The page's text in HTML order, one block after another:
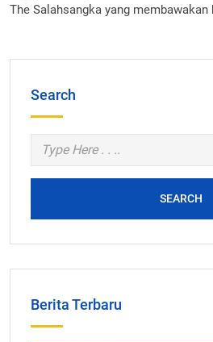
The Salahsangka yang membawakan
Search
SEARCH
Berita Terbaru